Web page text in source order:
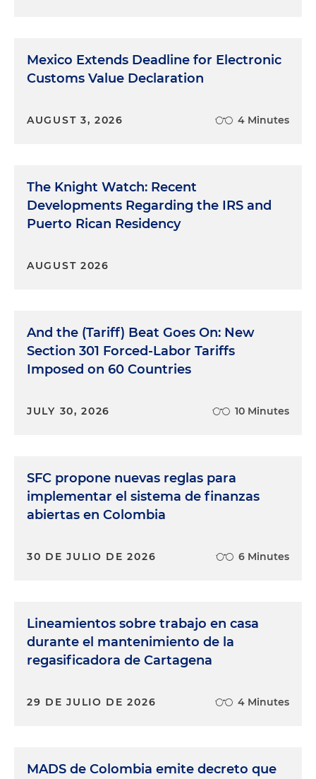
Mexico Extends Deadline for Electronic
Customs Value Declaration
AUGUST 3, 2026 4 Minutes
The Knight Watch: Recent
Developments Regarding the IRS and
Puerto Rican Residency
AUGUST 2026
And the (Tariff) Beat Goes On: New
Section 301 Forced-Labor Tariffs
Imposed on 60 Countries
JULY 30, 2026 10 Minutes
SFC propone nuevas reglas para
implementar el sistema de finanzas
abiertas en Colombia
30 DE JULIO DE 2026 6 Minutes
Lineamientos sobre trabajo en casa
durante el mantenimiento de la
regasificadora de Cartagena
29 DE JULIO DE 2026 4 Minutes
MADS de Colombia emite decreto que